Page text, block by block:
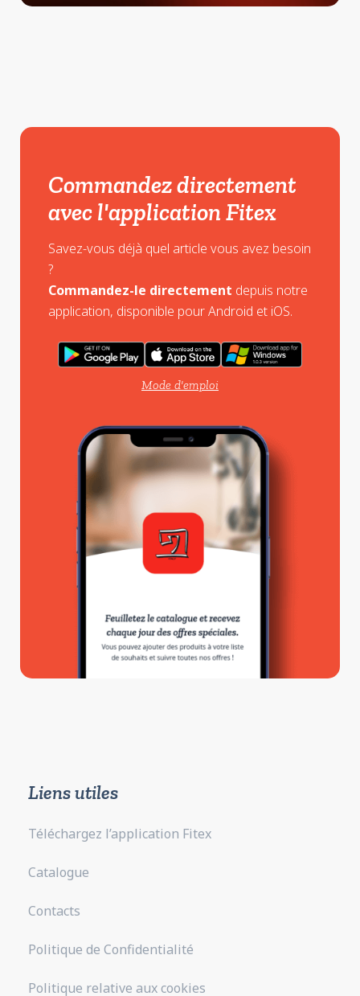
Commandez directement
avec l'application Fitex
Savez-vous déjà quel article vous avez besoin
?
Commandez-le directement depuis notre
application, disponible pour Android et iOS.
Mode d'emploi
Liens utiles
Téléchargez l’application Fitex
Catalogue
Contacts
Politique de Confidentialité
Politique relative aux cookies